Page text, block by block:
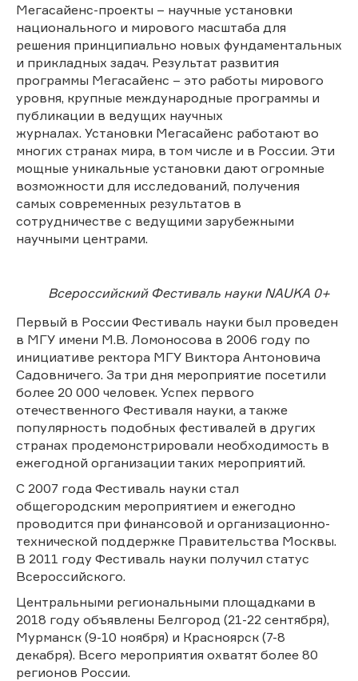
Мегасайенс-проекты – научные установки
национального и мирового масштаба для
решения принципиально новых фундаментальных
и прикладных задач. Результат развития
программы Мегасайенс – это работы мирового
уровня, крупные международные программы и
публикации в ведущих научных
журналах. Установки Мегасайенс работают во
многих странах мира, в том числе и в России. Эти
мощные уникальные установки дают огромные
возможности для исследований, получения
самых современных результатов в
сотрудничестве с ведущими зарубежными
научными центрами.
Всероссийский Фестиваль науки NAUKA 0+
Первый в России Фестиваль науки был проведен
в МГУ имени М.В. Ломоносова в 2006 году по
инициативе ректора МГУ Виктора Антоновича
Садовничего. За три дня мероприятие посетили
более 20 000 человек. Успех первого
отечественного Фестиваля науки, а также
популярность подобных фестивалей в других
странах продемонстрировали необходимость в
ежегодной организации таких мероприятий.
С 2007 года Фестиваль науки стал
общегородским мероприятием и ежегодно
проводится при финансовой и организационно-
технической поддержке Правительства Москвы.
В 2011 году Фестиваль науки получил статус
Всероссийского.
Центральными региональными площадками в
2018 году объявлены Белгород (21-22 сентября),
Мурманск (9-10 ноября) и Красноярск (7-8
декабря). Всего мероприятия охватят более 80
регионов России.